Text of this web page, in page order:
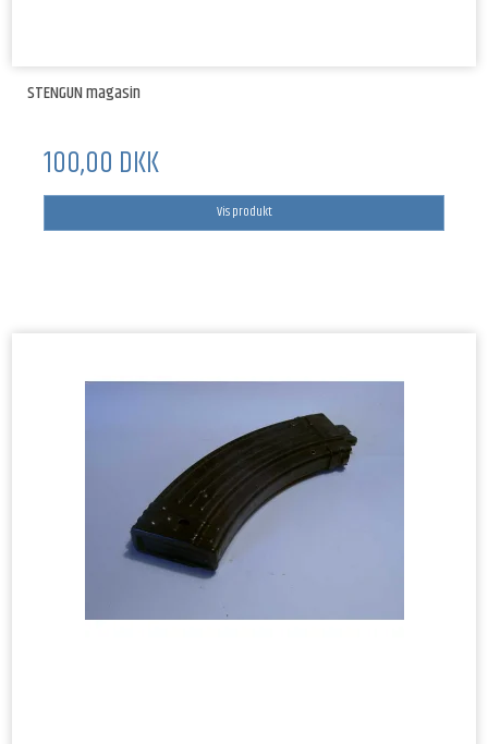
STENGUN magasin
100,00 DKK
Vis produkt